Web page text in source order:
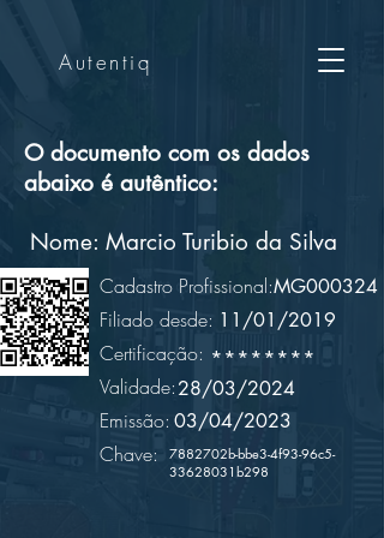
Autentiq
O documento com os dados
abaixo é autêntico:
Nome:
Cadastro Profissional:
Filiado desde:
Certificação:
Validade:
Emissão:
Chave:
7882702b-bbe3-4f93-96c5-
33628031b298
28/03/2024
Marcio Turibio da Silva
03/04/2023
********
11/01/2019
MG000324